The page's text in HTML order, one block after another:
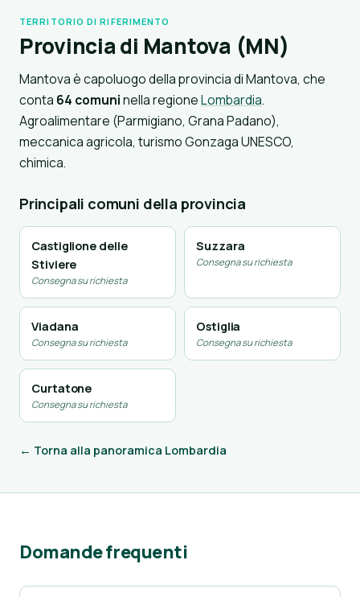
TERRITORIO DI RIFERIMENTO
Provincia di Mantova (MN)
Mantova è capoluogo della provincia di Mantova, che
conta 64 comuninella regioneLombardia.
Agroalimentare (Parmigiano, Grana Padano),
meccanica agricola, turismo Gonzaga UNESCO,
chimica.
Principali comuni della provincia
Castiglione delle
Stiviere
Consegna su richiesta
Suzzara
Consegna su richiesta
Viadana
Consegna su richiesta
Ostiglia
Consegna su richiesta
Curtatone
Consegna su richiesta
← Torna alla panoramica Lombardia
Domande frequenti